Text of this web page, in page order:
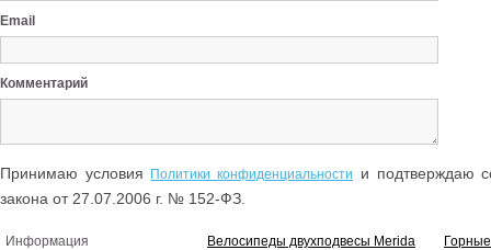
Email
Комментарий
Принимаю условия Политики конфиденциальности
и подтверждаю
закона от 27.07.2006 г. № 152-ФЗ.
Информация
Велосипеды двухподвесы Merida